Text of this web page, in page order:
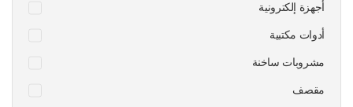
أجهزة إلكترونية
أدوات مكتبية
مشروبات ساخنة
مقصف